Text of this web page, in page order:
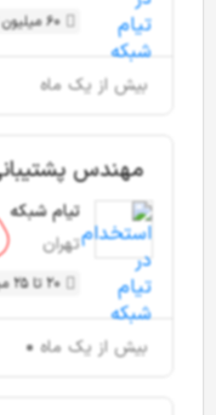
60 میلیون تومان و بیشتر
بیش از یک ماه
مهندس
تیام شبکه
تهران
20 تا 25 میلیون تومان
بیش از یک ماه